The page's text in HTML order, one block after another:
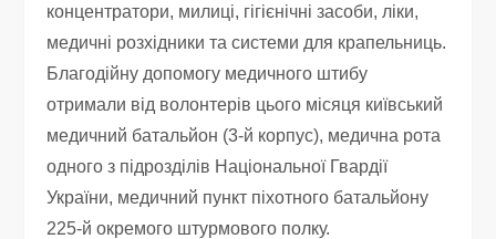
концентратори, милиці, гігієнічні засоби, ліки,
медичні розхідники та системи для крапельниць.
Благодійну допомогу медичного штибу
отримали від волонтерів цього місяця київський
медичний батальйон (3-й корпус), медична рота
одного з підрозділів Національної Гвардії
України, медичний пункт піхотного батальйону
225-й окремого штурмового полку.